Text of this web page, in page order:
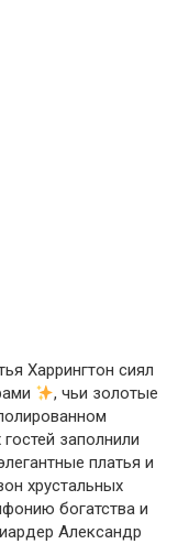
Харрингтон сиял
, чьи золотые
заполнили
платья и
хрустальных
богатства и
Александр